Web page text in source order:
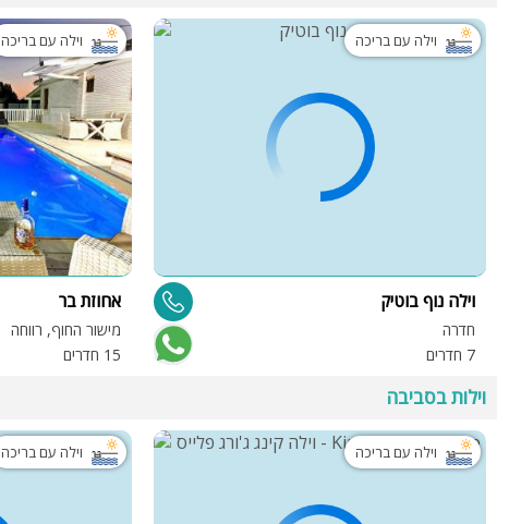
וילה עם בריכה
וילה נוף בוטיק
חדרה
7 חדרים
וילה עם בריכה
אחוזת בר
מישור החוף, רווחה
15 חדרים
וילות בסביבה
וילה עם בריכה וילה עם בריכה